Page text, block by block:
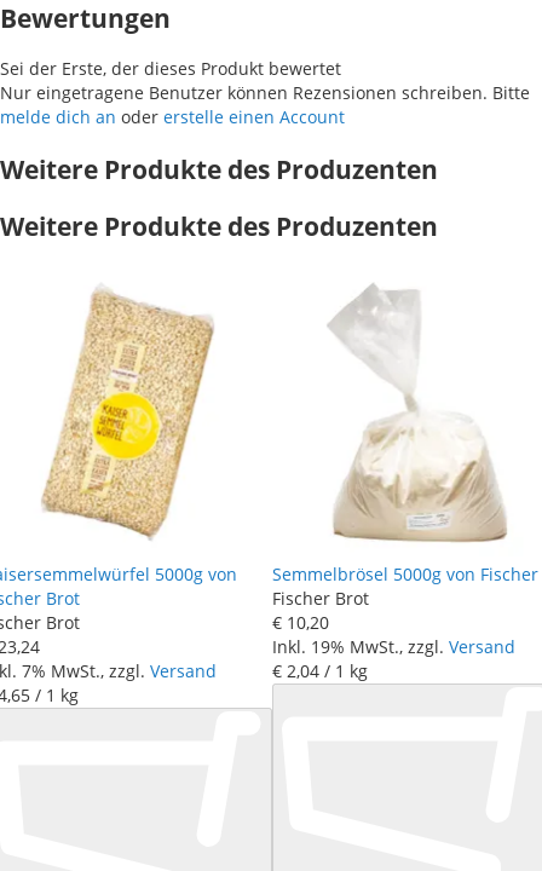
Bewertungen
Sei der Erste, der dieses Produkt bewertet
Nur eingetragene Benutzer können Rezensionen schreiben. Bitte
melde dich an oder erstelle einen Account
Weitere Produkte des Produzenten
Weitere Produkte des Produzenten
5000g von
Brot
Brot
,24
7% MwSt., zzgl. Versand
,65 / 1 kg
Semmelbrösel 5000g von Fischer
Fischer Brot
€ 10,20
Inkl. 19% MwSt., zzgl. Versand
€ 2,04 / 1 kg